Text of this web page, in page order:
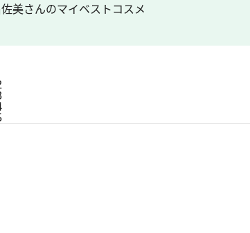
美さんのマイベストコスメ